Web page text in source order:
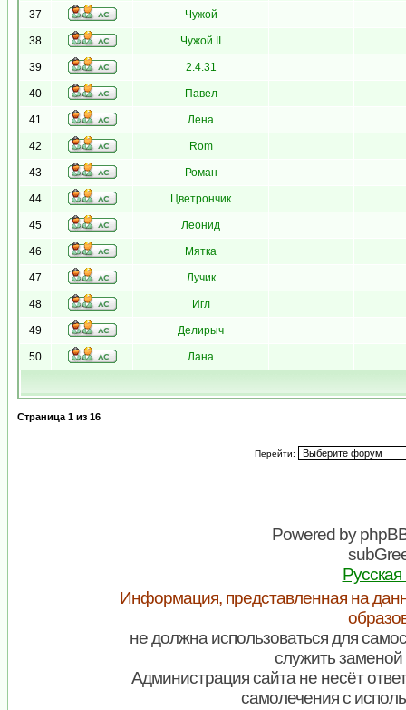
37 Чужой
38 Чужой II
39 2.4.31
40 Павел
41 Лена
42 Rom
43 Роман
44 Цветрончик
45 Леонид
46 Мятка
47 Лучик
48 Игл
49 Делирыч
50 Лана
Страница 1 из 16
Перейти:
Powered by
Информация, представленная на
не должна использоваться для
служить заменой
Администрация сайта не несёт
самолечения с